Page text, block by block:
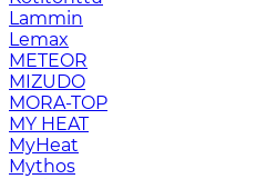
Lammin
Lemax
METEOR
MIZUDO
MORA-TOP
MY HEAT
MyHeat
Mythos